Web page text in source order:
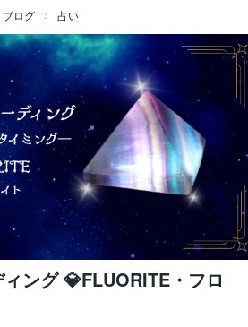
ブログ 占い
ング 💎FLUORITE・フロ